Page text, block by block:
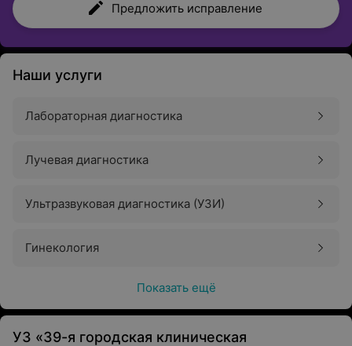
Предложить исправление
Наши услуги
Лабораторная диагностика
Лучевая диагностика
Ультразвуковая диагностика (УЗИ)
Гинекология
Показать ещё
УЗ «39-я городская клиническая